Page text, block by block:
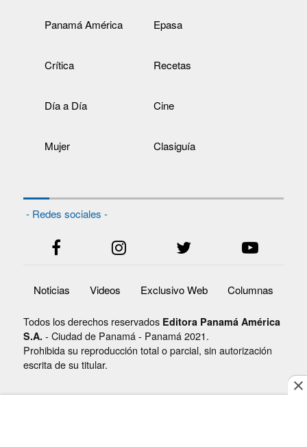
Panamá América Epasa
Crítica Recetas
Día a Día Cine
Mujer Clasiguía
- Redes sociales -
Noticias Videos Exclusivo Web Columnas
Todos los derechos reservados Editora Panamá América
S.A. - Ciudad de Panamá - Panamá 2021.
Prohibida su reproducción total o parcial, sin autorización
escrita de su titular.